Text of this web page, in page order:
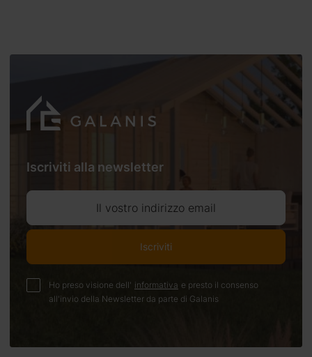
Iscriviti alla newsletter
Il vostro indirizzo email
Iscriviti
Ho preso visione dell' informativa e presto il consenso
all'invio della Newsletter da parte di Galanis